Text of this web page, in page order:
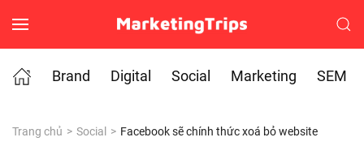
Skip to main content
Brand
Digital Social Marketing SEM
Trang chủ Social
Facebook sẽ chính thức xoá bỏ website